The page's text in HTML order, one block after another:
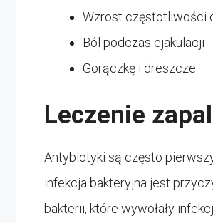
Wzrost częstotliwości
Ból podczas ejakulacji
Gorączkę i dreszcze
Leczenie
Antybiotyki są często
infekcja bakteryjna jest
bakterii, które wywołały